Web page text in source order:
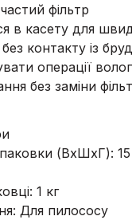
фільтр
в касету для
контакту із
операції
без заміни
(ВхШхГ):
1 кг
Для пилососу